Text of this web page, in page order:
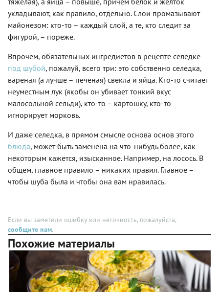
озаботились
варкой
или
и легко!
фото
каждого
шага.
его в
деле!
майонеза
в составе
блюда
селедка
просто
покрывалась
несколькими
слоями
тертых
уже в
советское
время
хозяйки
усовершенствовали
рецепт с
сделав
тогда им
более
праздничным.
кто
использует
только
порядка
слоев
существуют
нам
кажется
очень
Попробуйте!
новогоднего
стола. А
все
деталях.
этот
вариант
повар
ресторана
«Craft
Александр
Он
предлагает
подавать
селедку
под
шубой с
креветок
взять для
украшения —
одну
крупную
или три
небольших —
решайте
сами.
укладывают, как правило, отдельно. Слои промазывают
майонезом: кто-то – каждый слой, а те, кто следит за
фигурой, – пореже.
Впрочем, обязательных ингредиетов в рецепте селедке
под шубой, пожалуй, всего три: это собственно селедка,
вареная (а лучше – печеная) свекла и яйца. Кто-то считает
неуместным лук (якобы он убивает тонкий вкус
малосольной сельди), кто-то – картошку, кто-то
игнорирует морковь.
И даже селедка, в прямом смысле основа основ этого
блюда, может быть заменена на что-нибудь более, как
некоторым кажется, изысканное. Например, на лосось. В
общем, главное правило – никаких правил. Главное –
чтобы шуба была и чтобы она вам нравилась.
Если вы заметили ошибку или неточность, пожалуйста,
сообщите нам.
Похожие материалы